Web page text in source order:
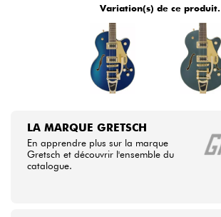
Variation(s) de ce produit.
LA MARQUE GRETSCH
En apprendre plus sur la marque
Gretsch et découvrir l'ensemble du
catalogue.